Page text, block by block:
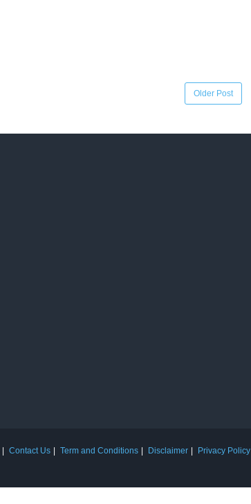
Older Post
Contact Us Term and Conditions Disclaimer Privacy Policy